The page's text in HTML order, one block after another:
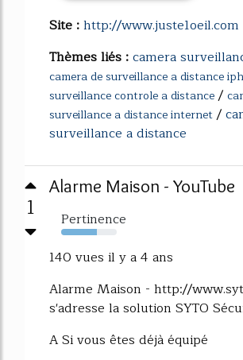
Site :http://www.juste1oeil.com
Thèmes liés :camera
camera de surveillance a distance
surveillance controle a distance/
surveillance a distance internet/
surveillance a distance
1
Alarme Maison - YouTube
Pertinence
64%
140 vues il y a 4 ans
Alarme Maison - http://
s'adresse la solution SYTO
A Si vous êtes déjà équipé